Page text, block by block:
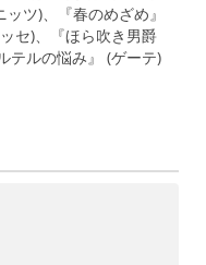
ツ)、『春のめざめ』
セ)、『ほら吹き男爵
テルの悩み』 (ゲーテ)